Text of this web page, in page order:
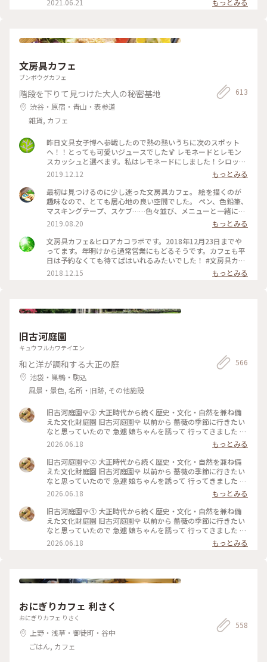
#MOKUBAZA #私のことりっぷ旅 #ランチ #チーズキーマカレ
た食べたくなってます😂💓 #MOKUBAZA #カレー #キーマカレ
ー #モクバザ #MOKUBAZA #夏色さがし - - - - - - - - - - - - - -
2021.06.21 もっとみる
文房具カフェ
ブンボウグカフェ
階段を下りて見つけた大人の秘密基地
渋谷・原宿・青山・表参道
雑貨, カフェ
613
昨日文具女子博へ参戦したので熱の熱いうちに次のスポット
へ！！とっても可愛いジュースでした🍹 レモネードとレモン
スカッシュと選べます。私はレモネードにしました！シロップ
はブドウ🍇とパイナップル🍍！ たくさんある画材をお借りし
て、１時間かけてお絵描きしました。 #東京観光#渋谷区#文房
具カフェ#レモネード#文具女子博
2019.12.12
もっとみる
最初は見つけるのに少し迷った文房具カフェ。 絵を描くのが
趣味なので、とても居心地の良い空間でした。 ペン、色鉛筆、
マスキングテープ、スケブ……色々並び、メニューと一緒に落
書きできるランチマットも。各席に色鉛筆が置いてあります。
アカデミックな文具かと思いきや、品揃えは意外と面白グッズ
系でした。それは人を選ぶかも？ もちろん本も揃っているの
でずっと居られるカフェでした。 写真はほうじ茶クレームブ
リュレ。 レジは、食事も文房具も一緒なのでちょっと混み合
います。 アニメやマンガとのコラボも結構しているみたいです
ね #カフェ #東京 #都内 #文房具カフェ #アニメコラボ
2019.08.20
もっとみる
文房具カフェ&ヒロアカコラボです。2018年12月23日までや
ってます。年明けから通常営業にもどるそうです。カフェも平
日は予約なくても待てばはいれるみたいでした！ #文房具カフ
ェ ＃ヒーローアカデミア
2018.12.15 もっとみる
旧古河庭園
キュウフルカワテイエン
和と洋が調和する大正の庭
池袋・巣鴨・駒込
風景・景色, 名所・旧跡, その他施設
566
旧古河庭園🌹③ 大正時代から続く歴史・文化・自然を兼ね備
えた文化財庭園⁡ 旧古河庭園🌹 以前から 薔薇の季節に行きたい
なと思っていたので 急遽 娘ちゃんを誘って 行ってきました 先
日の花ファンタジアで また出遅れてしまい まだ薔薇に未練が
あったので🥹 ⁡ やはり見頃は過ぎてしまっていましたが この広
さで 本当にたくさんの種類の薔薇が咲いていて 素敵な庭園で
した✨️ ⁡ 次に行く時は 今回 時間がなくて寄れなかった 洋館の喫
茶室で ゆっくりお茶をしたいです☕️🫖 ⁡ 2026.5.25 📸 ⁡ #旧古河
2026.06.18
もっとみる
旧古河庭園🌹② 大正時代から続く歴史・文化・自然を兼ね備
えた文化財庭園⁡ 旧古河庭園🌹 以前から 薔薇の季節に行きたい
なと思っていたので 急遽 娘ちゃんを誘って 行ってきました 先
日の花ファンタジアで また出遅れてしまい まだ薔薇に未練が
あったので🥹 ⁡ やはり見頃は過ぎてしまっていましたが この広
さで 本当にたくさんの種類の薔薇が咲いていて 素敵な庭園で
した✨️ ⁡ 次に行く時は 今回 時間がなくて寄れなかった 洋館の喫
茶室で ゆっくりお茶をしたいです☕️🫖 ⁡ 2026.5.25 📸 ⁡ #旧古河
2026.06.18
もっとみる
旧古河庭園🌹① 大正時代から続く歴史・文化・自然を兼ね備
えた文化財庭園⁡ 旧古河庭園🌹 以前から 薔薇の季節に行きたい
なと思っていたので 急遽 娘ちゃんを誘って 行ってきました 先
日の花ファンタジアで また出遅れてしまい まだ薔薇に未練が
あったので🥹 ⁡ やはり見頃は過ぎてしまっていましたが この広
茶室で ゆっくりお茶をしたいです☕️🫖 ⁡ 2026.5.25 📸 ⁡ #旧古河
2026.06.18 もっとみる
おにぎりカフェ 利さく
おにぎりカフェ りさく
上野・浅草・御徒町・谷中
ごはん, カフェ
558